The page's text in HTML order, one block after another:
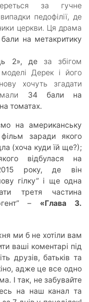
за гучне
педофілії, де
церкви. Ця драма
на метакритику
2», деза збігом
Дерек і його
хочуть згадати
34 бали на
томатах.
на американську
фільм заради якого
(хоча куди їй ще?);
відбулася на
2015 року, де він
гілку” і ще одна
третя частина
– «Глава 3.
ми б не хотіли вам
ваші коментарі під
друзів, батьків та
адже це все одно
І так, не забувайте
на наш канал та